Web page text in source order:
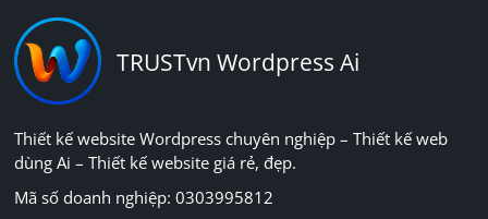
TRUSTvn Wordpress Ai
Thiết kế website Wordpress chuyên nghiệp – Thiết kế web
dùng Ai – Thiết kế website giá rẻ, đẹp.
Mã số doanh nghiệp: 0303995812